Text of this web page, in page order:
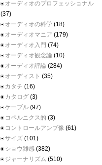
オーディオのプロフェッショナル
(37)
オーディオの科学 (18)
オーディオマニア (179)
オーディオ入門 (74)
オーディオ観念論 (10)
オーディオ評論 (284)
オーディスト (35)
カタチ (16)
カタログ (3)
ケーブル (97)
コペルニクス的 (3)
コントロールアンプ像 (61)
サイズ (101)
ショウ雑感 (382)
ジャーナリズム (510)